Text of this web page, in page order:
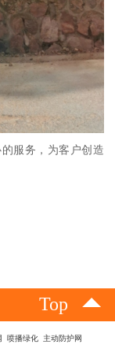
服务，为客户创造
Top
喷播绿化 主动防护网